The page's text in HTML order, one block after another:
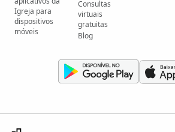
Igreja para
dispositivos
móveis
Consultas
virtuais
gratuitas
Blog